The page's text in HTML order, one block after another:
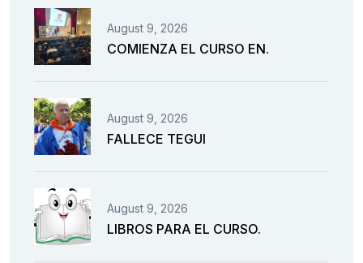
August 9, 2026
COMIENZA EL CURSO EN.
August 9, 2026
FALLECE TEGUI
August 9, 2026
LIBROS PARA EL CURSO.